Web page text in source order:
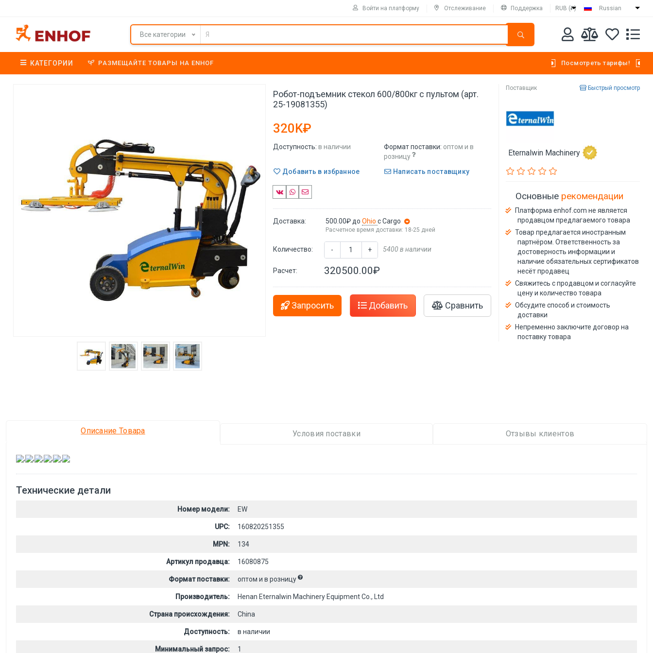
Войти на платформу Отслеживание Поддержка RUB (₽) Russian
Все категории
КАТЕГОРИИ РАЗМЕЩАЙТЕ ТОВАРЫ НА ENHOF Посмотреть тарифы!
Робот-подъемник стекол 600/800кг с пультом (арт.
25-19081355)
320K₽
Доступность: в наличии Формат поставки: оптом и в
розницу
Добавить в избранное
Написать поставщику
Доставка: 500.00₽ доOhioс Cargo
Расчетное время доставки: 18-25 дней
Количество: - + 5400 в наличии
Расчет: 320500.00₽
Запросить Добавить Сравнить
Поставщик Быстрый просмотр
Eternalwin Machinery
Основные рекомендации
Платформа enhof.com не является
продавцом предлагаемого товара
Товар предлагается иностранным
партнёром. Ответственность за
достоверность информации и
наличие обязательных сертификатов
несёт продавец
Свяжитесь с продавцом и согласуйте
цену и количество товара
Обсудите способ и стоимость
доставки
Непременно заключите договор на
поставку товара
Описание Товара Условия поставки Отзывы клиентов
, , , , ,
Технические детали
Номер модели: EW
UPC: 160820251355
MPN: 134
Артикул продавца: 16080875
Формат поставки: оптом и в розницу
Производитель: Henan Eternalwin Machinery Equipment Co., Ltd
Страна происхождения: China
Доступность: в наличии
Минимальный запрос: 1